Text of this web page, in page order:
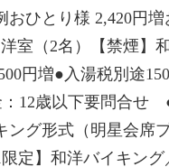
おひとり様 2,420円
室（2名）【禁煙】
円増●入湯税別途
12歳以下要問合せ
ング形式（明星会席
定】和洋バイキン